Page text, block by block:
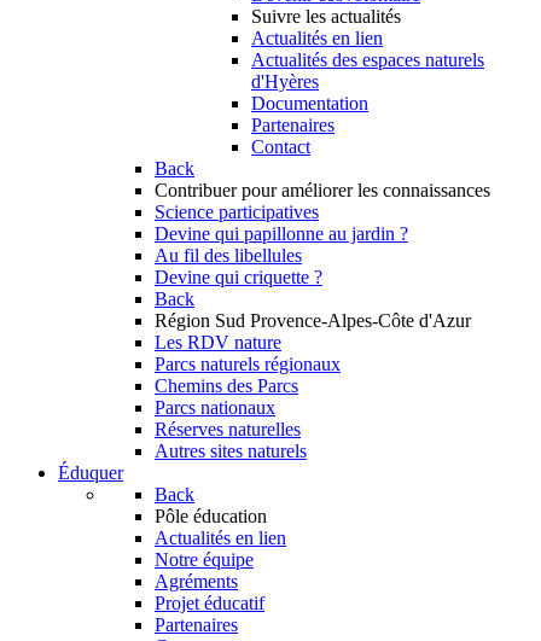
Suivre les actualités
Actualités en lien
Actualités des espaces naturels
d'Hyères
Documentation
Partenaires
Contact
Back
Contribuer pour améliorer les connaissances
Science participatives
Devine qui papillonne au jardin ?
Au fil des libellules
Devine qui criquette ?
Back
Région Sud Provence-Alpes-Côte d'Azur
Les RDV nature
Parcs naturels régionaux
Chemins des Parcs
Parcs nationaux
Réserves naturelles
Autres sites naturels
Éduquer
Back
Pôle éducation
Actualités en lien
Notre équipe
Agréments
Projet éducatif
Partenaires